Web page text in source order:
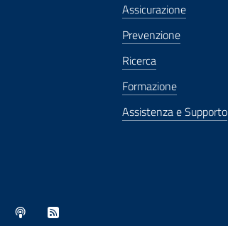
Assicurazione
Prevenzione
Ricerca
Formazione
Assistenza e Supporto